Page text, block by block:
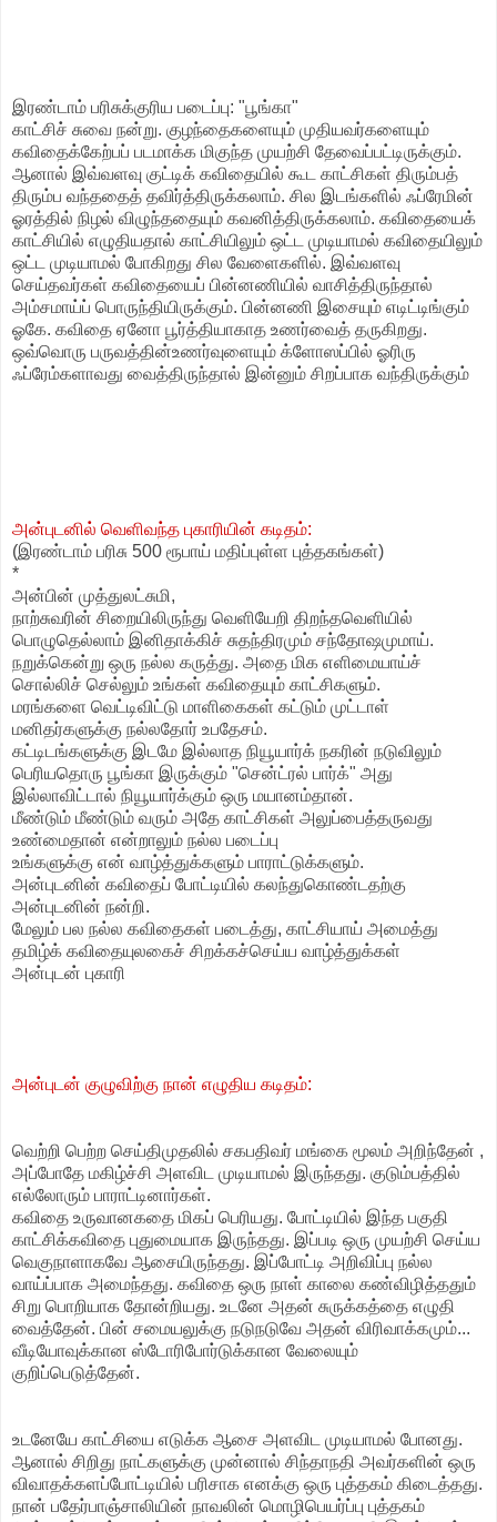
இரண்டாம் பரிசுக்குரிய படைப்பு: "பூங்கா"
காட்சிச் சுவை நன்று. குழந்தைகளையும் முதியவர்களையும்
கவிதைக்கேற்பப் படமாக்க மிகுந்த முயற்சி தேவைப்பட்டிருக்கும்.
ஆனால் இவ்வளவு குட்டிக் கவிதையில் கூட காட்சிகள் திரும்பத்
திரும்ப வந்ததைத் தவிர்த்திருக்கலாம். சில இடங்களில் ஃப்ரேமின்
ஓரத்தில் நிழல் விழுந்ததையும் கவனித்திருக்கலாம். கவிதையைக்
காட்சியில் எழுதியதால் காட்சியிலும் ஒட்ட முடியாமல் கவிதையிலும்
ஒட்ட முடியாமல் போகிறது சில வேளைகளில். இவ்வளவு
செய்தவர்கள் கவிதையைப் பின்னணியில் வாசித்திருந்தால்
அம்சமாய்ப் பொருந்தியிருக்கும். பின்னணி இசையும் எடிட்டிங்கும்
ஓகே. கவிதை ஏனோ பூர்த்தியாகாத உணர்வைத் தருகிறது.
ஒவ்வொரு பருவத்தின்உணர்வுளையும் க்ளோஸப்பில் ஓரிரு
ஃப்ரேம்களாவது வைத்திருந்தால் இன்னும் சிறப்பாக வந்திருக்கும்
அன்புடனில் வெளிவந்த புகாரியின் கடிதம்:
(இரண்டாம் பரிசு 500 ரூபாய் மதிப்புள்ள புத்தகங்கள்)
*
அன்பின் முத்துலட்சுமி,
நாற்சுவரின் சிறையிலிருந்து வெளியேறி திறந்தவெளியில்
பொழுதெல்லாம் இனிதாக்கிச் சுதந்திரமும் சந்தோஷமுமாய்.
நறுக்கென்று ஒரு நல்ல கருத்து. அதை மிக எளிமையாய்ச்
சொல்லிச் செல்லும் உங்கள் கவிதையும் காட்சிகளும்.
மரங்களை வெட்டிவிட்டு மாளிகைகள் கட்டும் முட்டாள்
மனிதர்களுக்கு நல்லதோர் உபதேசம்.
கட்டிடங்களுக்கு இடமே இல்லாத நியூயார்க் நகரின் நடுவிலும்
பெரியதொரு பூங்கா இருக்கும் "சென்ட்ரல் பார்க்" அது
இல்லாவிட்டால் நியூயார்க்கும் ஒரு மயானம்தான்.
மீண்டும் மீண்டும் வரும் அதே காட்சிகள் அலுப்பைத்தருவது
உண்மைதான் என்றாலும் நல்ல படைப்பு
உங்களுக்கு என் வாழ்த்துக்களும் பாராட்டுக்களும்.
அன்புடனின் கவிதைப் போட்டியில் கலந்துகொண்டதற்கு
அன்புடனின் நன்றி.
மேலும் பல நல்ல கவிதைகள் படைத்து, காட்சியாய் அமைத்து
தமிழ்க் கவிதையுலகைச் சிறக்கச்செய்ய வாழ்த்துக்கள்
அன்புடன் புகாரி
அன்புடன் குழுவிற்கு நான் எழுதிய கடிதம்:
வெற்றி பெற்ற செய்திமுதலில் சகபதிவர் மங்கை மூலம் அறிந்தேன் ,
அப்போதே மகிழ்ச்சி அளவிட முடியாமல் இருந்தது. குடும்பத்தில்
எல்லோரும் பாராட்டினார்கள்.
கவிதை உருவானகதை மிகப் பெரியது. போட்டியில் இந்த பகுதி
காட்சிக்கவிதை புதுமையாக இருந்தது. இப்படி ஒரு முயற்சி செய்ய
வெகுநாளாகவே ஆசையிருந்தது. இப்போட்டி அறிவிப்பு நல்ல
வாய்ப்பாக அமைந்தது. கவிதை ஒரு நாள் காலை கண்விழித்ததும்
சிறு பொறியாக தோன்றியது. உடனே அதன் சுருக்கத்தை எழுதி
வைத்தேன். பின் சமையலுக்கு நடுநடுவே அதன் விரிவாக்கமும்...
வீடியோவுக்கான ஸ்டோரிபோர்டுக்கான வேலையும்
குறிப்பெடுத்தேன்.
உடனேயே காட்சியை எடுக்க ஆசை அளவிட முடியாமல் போனது.
ஆனால் சிறிது நாட்களுக்கு முன்னால் சிந்தாநதி அவர்களின் ஒரு
விவாதக்களப்போட்டியில் பரிசாக எனக்கு ஒரு புத்தகம் கிடைத்தது.
நான் பதேர்பாஞ்சாலியின் நாவலின் மொழிபெயர்ப்பு புத்தகம்